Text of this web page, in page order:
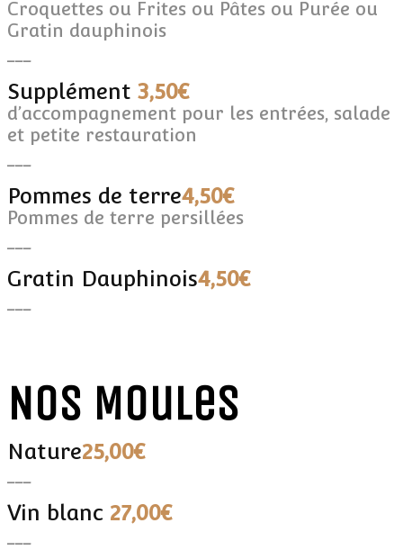
Croquettes ou Frites ou Pâtes ou Purée ou
Gratin dauphinois
Supplément 3,50€
d’accompagnement pour les entrées, salade
et petite restauration
Pommes de terre4,50€
Pommes de terre persillées
Gratin Dauphinois4,50€
Nos Moules
Nature25,00€
Vin blanc 27,00€